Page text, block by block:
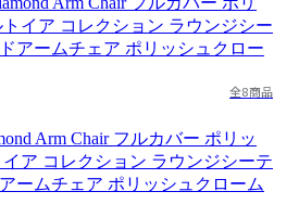
全8商品
Arm Chair フルカバー ポリッ
ア コレクション ラウンジシーテ
ームチェア ポリッシュクローム